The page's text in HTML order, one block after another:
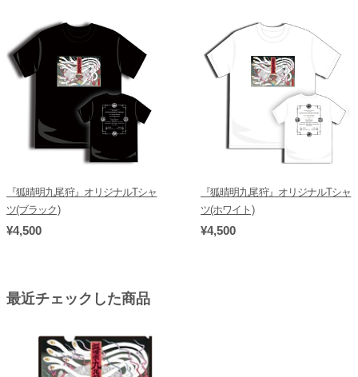
『狐晴明九尾狩』オリジナルTシャ
ツ(ブラック)
¥4,500
『狐晴明九尾狩』オリジナルTシャ
ツ(ホワイト)
¥4,500
最近チェックした商品